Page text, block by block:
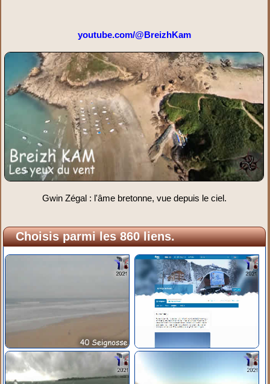
youtube.com/@BreizhKam
Gwin Zégal : l'âme bretonne, vue depuis le ciel.
Choisis parmi les 860 liens.